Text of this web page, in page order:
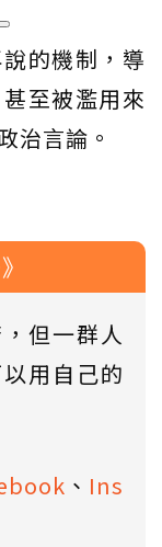
的機制，導
至被濫用來
治言論。
但一群人
用自己的
、 Ins